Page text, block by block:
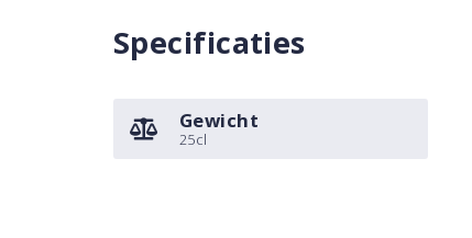
Specificaties
Gewicht
25cl